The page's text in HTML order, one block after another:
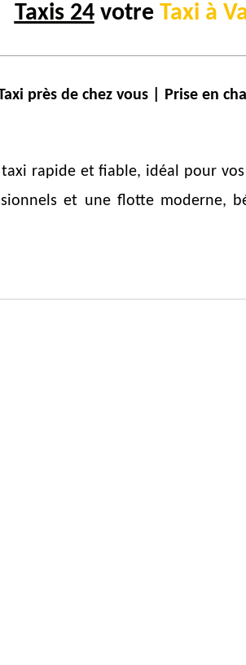
Taxis 24votre Taxi à
près de chez vous | Prise en
rapide et fiable, idéal pour
et une flotte moderne,